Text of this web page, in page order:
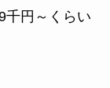
千円～くらい